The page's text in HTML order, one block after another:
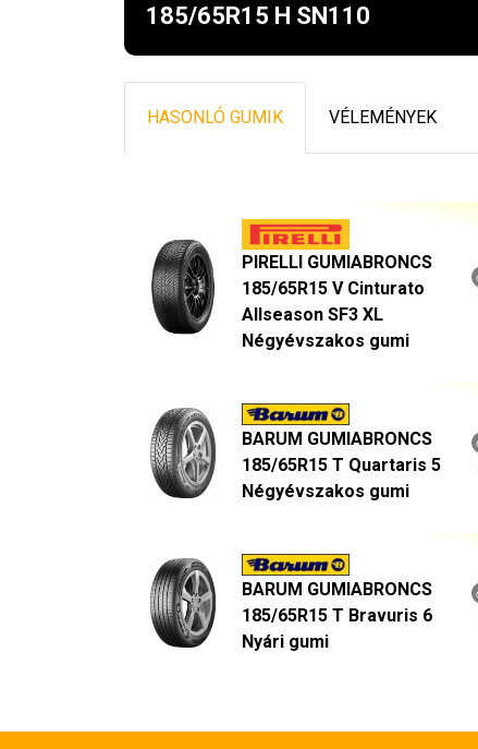
185/65R15 H SN110
HASONLÓ GUMIK VÉLEMÉNYEK
PIRELLI GUMIABRONCS
185/65R15 V Cinturato
Allseason SF3 XL
Négyévszakos gumi
BARUM GUMIABRONCS
185/65R15 T Quartaris 5
Négyévszakos gumi
BARUM GUMIABRONCS
185/65R15 T Bravuris 6
Nyári gumi